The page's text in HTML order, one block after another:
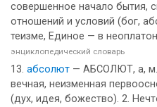
совершенное начало бытия,
отношений и условий (бог,
теизме, Единое — в
энциклопедический словарь
абсолют — АБСОЛЮТ, а, м.
вечная, неизменная
(дух, идея, божество). 2.